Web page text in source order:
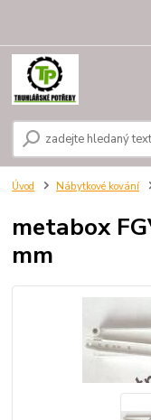
Úvod Nábytkové kování
metabox
mm